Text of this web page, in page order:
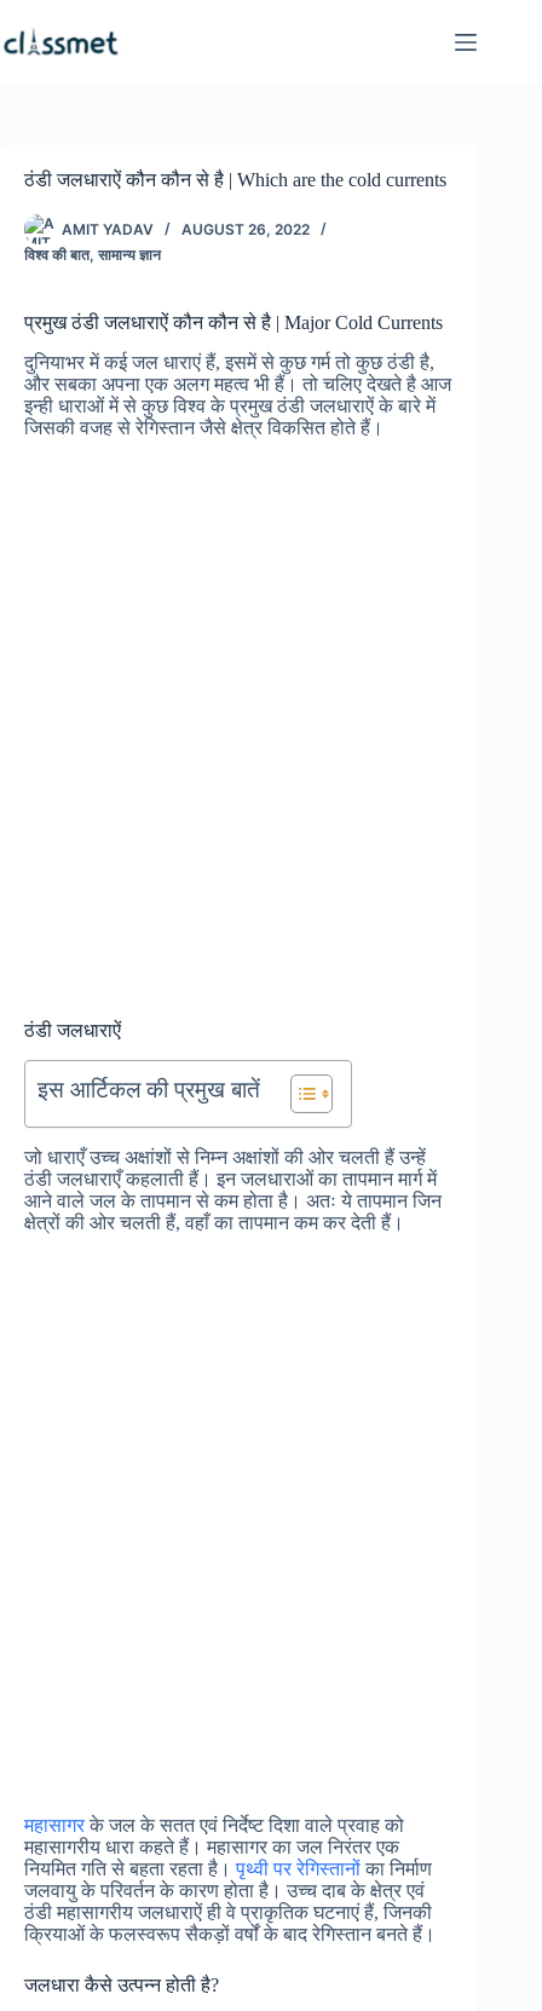
content
ठंडी जलधाराऐं कौन कौन से है | Which are the cold currents
AMIT YADAV
AUGUST 26, 2022
विश्व की बात, सामान्य ज्ञान
प्रमुख ठंडी जलधाराऐं कौन कौन से है | Major Cold Currents
दुनियाभर में कई जल धाराएं हैं, इसमें से कुछ गर्म तो कुछ ठंडी है,
और सबका अपना एक अलग महत्व भी हैं। तो चलिए देखते है आज
इन्ही धाराओं में से कुछ विश्व के प्रमुख ठंडी जलधाराऐं के बारे में
जिसकी वजह से रेगिस्तान जैसे क्षेत्र विकसित होते हैं।
ठंडी जलधाराऐं
इस आर्टिकल की प्रमुख बातें
जो धाराएँ उच्च अक्षांशों से निम्न अक्षांशों की ओर चलती हैं उन्हें
ठंडी जलधाराएँ कहलाती हैं। इन जलधाराओं का तापमान मार्ग में
आने वाले जल के तापमान से कम होता है। अतः ये तापमान जिन
क्षेत्रों की ओर चलती हैं, वहाँ का तापमान कम कर देती हैं।
महासागरके जल के सतत एवं निर्देष्ट दिशा वाले प्रवाह को
महासागरीय धारा कहते हैं। महासागर का जल निरंतर एक
नियमित गति से बहता रहता है। पृथ्वी पर रेगिस्तानोंका निर्माण
जलवायु के परिवर्तन के कारण होता है। उच्च दाब के क्षेत्र एवं
ठंडी महासागरीय जलधाराऐं ही वे प्राकृतिक घटनाएं हैं, जिनकी
क्रियाओं के फलस्वरूप सैकड़ों वर्षों के बाद रेगिस्तान बनते हैं।
जलधारा कैसे उत्पन्न होती है?